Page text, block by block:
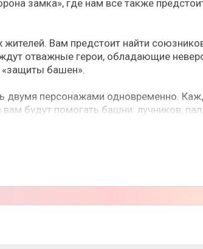
замка», где нам все также
жителей. Вам предстоит найти
отважные герои, обладающие
«защиты башен».
двумя персонажами одновременно.
будут помогать башни: лучников,
на поле боя, строить только
постепенно увеличивается сложность,